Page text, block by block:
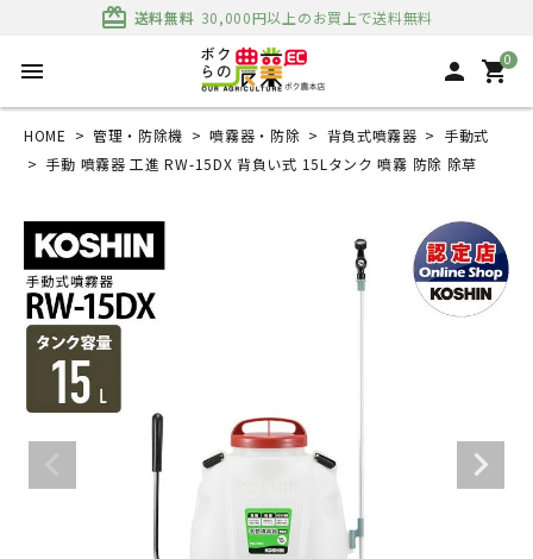
card_giftcard 送料無料 30,000円以上のお買上で送料無料
menu person 0
shopping_cart
HOME 管理・防除機 噴霧器・防除 背負式噴霧器
手動式
手動 噴霧器 工進 RW-15DX 背負い式 15Lタンク 噴霧 防除 除草